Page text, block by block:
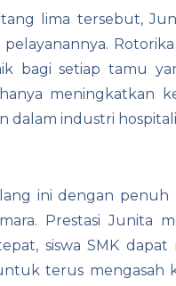
lima tersebut,
bagi setiap tamu
meningkatkan
industri
ini dengan penuh
Prestasi Junita
siswa SMK
terus mengasah